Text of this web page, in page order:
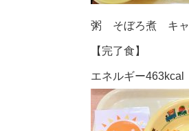
粥 そぼろ煮 キャ
【完了食】
エネルギー